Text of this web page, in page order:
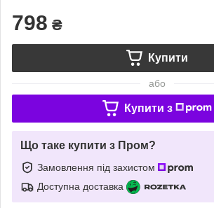
798 ₴
Купити
або
Купити з
Що таке купити з Пром?
Замовлення під захистом
Доступна доставка